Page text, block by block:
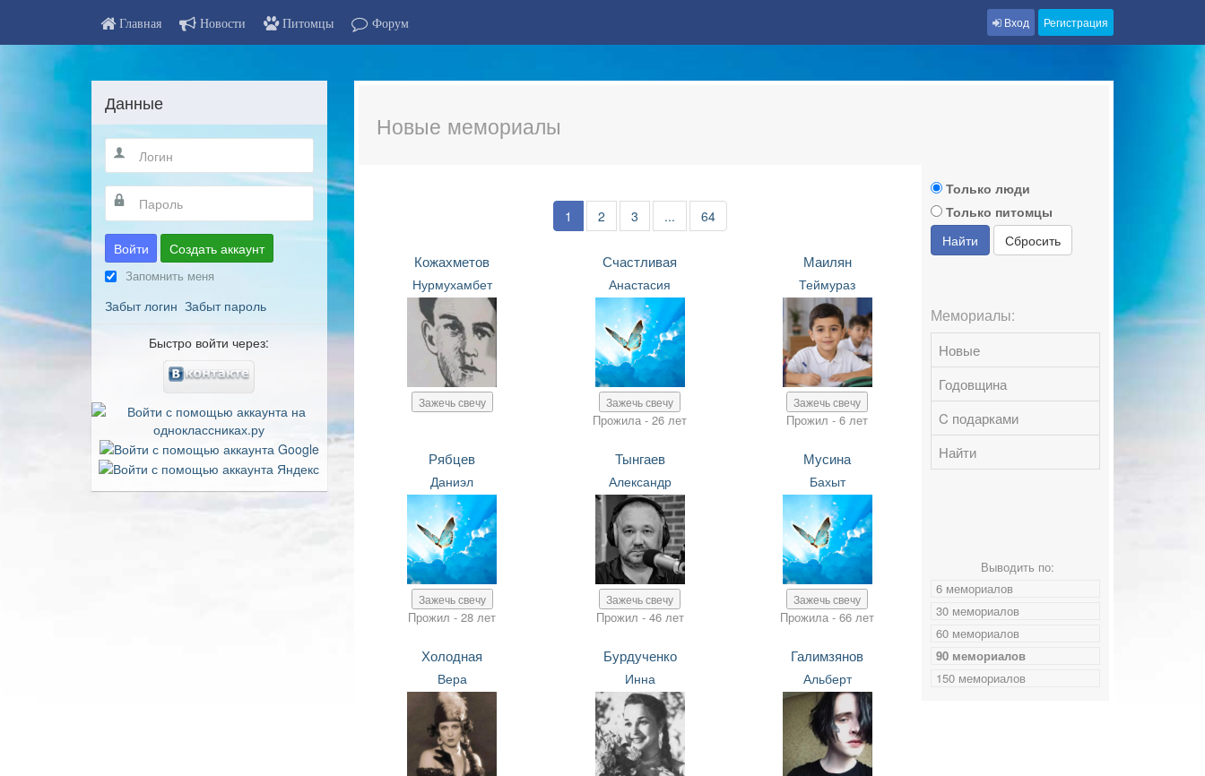
Главная Новости Питомцы Форум Вход Регистрация
Новые мемориалы
1 2 3 ... 64
Кожахметов
Нурмухамбет
Зажечь свечу
Счастливая
Анастасия
Зажечь свечу
Прожила - 26 лет
Маилян
Теймураз
Зажечь свечу
Прожил - 6 лет
Рябцев
Даниэл
Зажечь свечу
Прожил - 28 лет
Тынгаев
Александр
Зажечь свечу
Прожил - 46 лет
Мусина
Бахыт
Зажечь свечу
Прожила - 66 лет
Холодная
Вера
Бурдученко
Инна
Галимзянов
Альберт
Только люди
Только питомцы
Найти
Сбросить
Мемориалы:
Новые
Годовщина
C подарками
Найти
Выводить по:
6 мемориалов
30 мемориалов
60 мемориалов
90 мемориалов
150 мемориалов
Данные
Войти Создать аккаунт
Запомнить меня
Забыт логин Забыт пароль
Быстро войти через: